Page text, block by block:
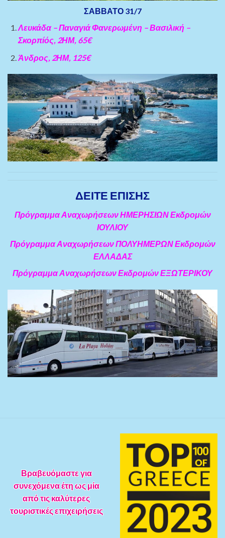
ΣΑΒΒΑΤΟ 31/7
Λευκάδα – Παναγιά Φανερωμένη – Βασιλική –
Σκορπίός, 2ΗΜ, 65€
Άνδρος, 2ΗΜ, 125€
ΔΕΙΤΕ ΕΠΙΣΗΣ
Πρόγραμμα Αναχωρήσεων ΗΜΕΡΗΣΙΩΝ Εκδρομών
ΙΟΥΛΙΟΥ
Πρόγραμμα Αναχωρήσεων ΠΟΛΥΗΜΕΡΩΝ Εκδρομών
ΕΛΛΑΔΑΣ
Πρόγραμμα Αναχωρήσεων Εκδρομών ΕΞΩΤΕΡΙΚΟΥ
Βραβευόμαστε για
συνεχόμενα έτη ως μία
από τις καλύτερες
τουριστικές επιχειρήσεις